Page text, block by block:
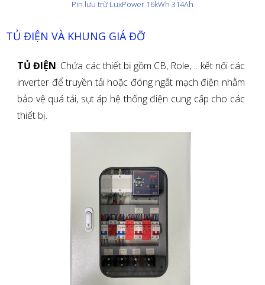
Pin lưu trữ LuxPower 16kWh 314Ah
TỦ ĐIỆN VÀ KHUNG GIÁ ĐỠ
TỦ ĐIỆN: Chứa các thiết bị gồm CB, Role,… kết nối các
inverter để truyền tải hoặc đóng ngắt mạch điện nhằm
bảo vệ quá tải, sụt áp hệ thống điện cung cấp cho các
thiết bị.